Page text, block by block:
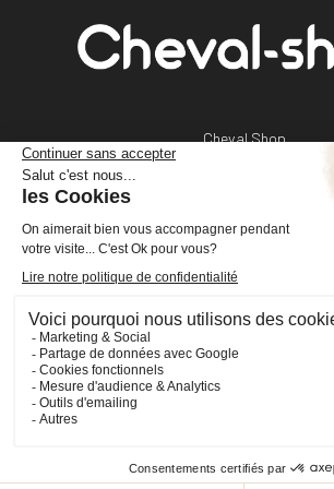
Cheval Shop
+33 (0)2 40 36 20 61
boutique@cheval-
FacebookYouTube
VOTRE COMPTE